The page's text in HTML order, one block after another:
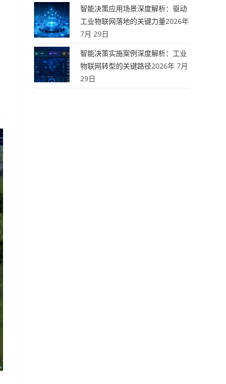
智能决策应用场景深度解析：驱动
工业物联网落地的关键力量2026年
7月 29日
智能决策实施案例深度解析：工业
物联网转型的关键路径2026年 7月
29日